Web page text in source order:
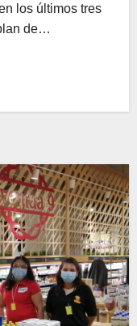
los últimos tres
de…